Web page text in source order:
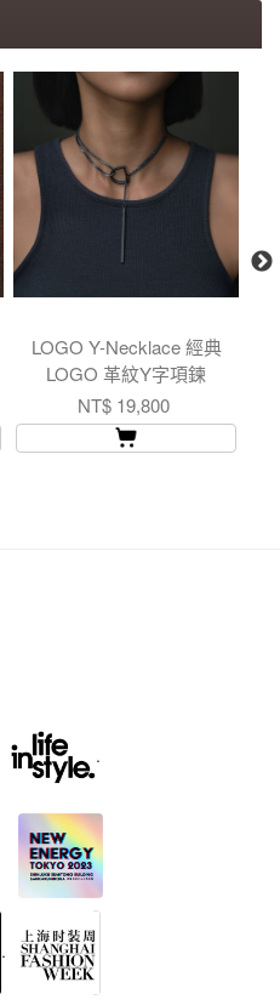
LOGO Y-Necklace 經典
LOGO 革紋Y字項鍊
NT$ 19,800
.
.